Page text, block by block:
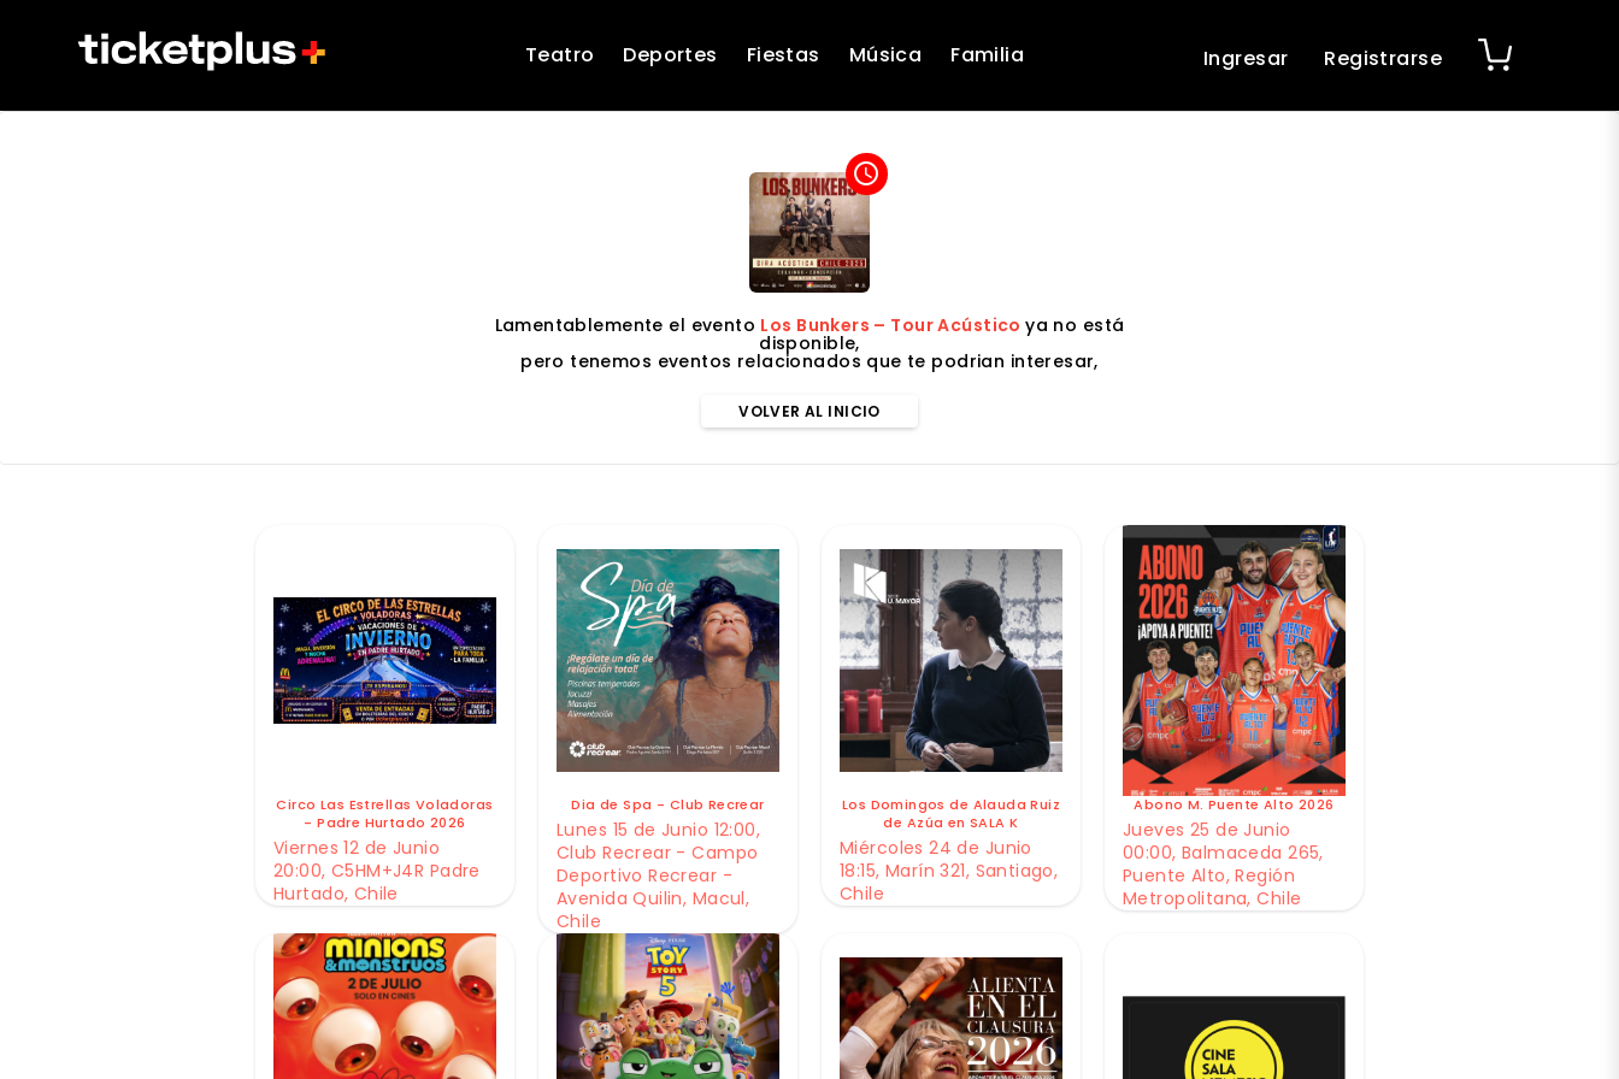
Teatro Deportes Fiestas Música Familia Ingresar Registrarse
access_time
Lamentablemente el evento Los Bunkers – Tour Acústicoya no está
disponible,
pero tenemos eventos relacionados que te podrian interesar,
VOLVER AL INICIO
Circo Las Estrellas Voladoras
- Padre Hurtado 2026
Viernes 12 de Junio
20:00, C5HM+J4R Padre
Hurtado, Chile
Dia de Spa - Club Recrear
Lunes 15 de Junio 12:00,
Club Recrear - Campo
Deportivo Recrear -
Avenida Quilin, Macul,
Chile
Los Domingos de Alauda Ruiz
de Azúa en SALA K
Miércoles 24 de Junio
18:15, Marín 321, Santiago,
Chile
Abono M. Puente Alto 2026
Jueves 25 de Junio
00:00, Balmaceda 265,
Puente Alto, Región
Metropolitana, Chile